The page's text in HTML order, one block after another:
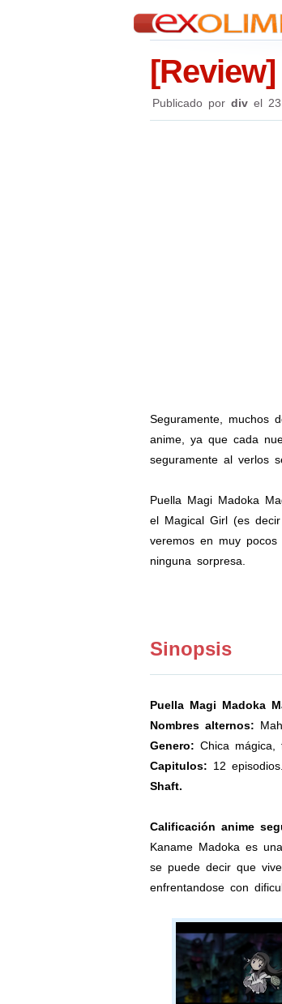
Publicado por divel
Seguramente, muchos
anime, ya que cada
seguramente al verlos
Puella Magi Madoka
el Magical Girl (es
veremos en muy
ninguna sorpresa.
Sinopsis
Puella Magi Madoka
Nombres alternos:
Genero: Chica mágica,
Capitulos: 12 episodios.
Shaft.
Calificación anime
Kaname Madoka es
se puede decir que
enfrentandose con